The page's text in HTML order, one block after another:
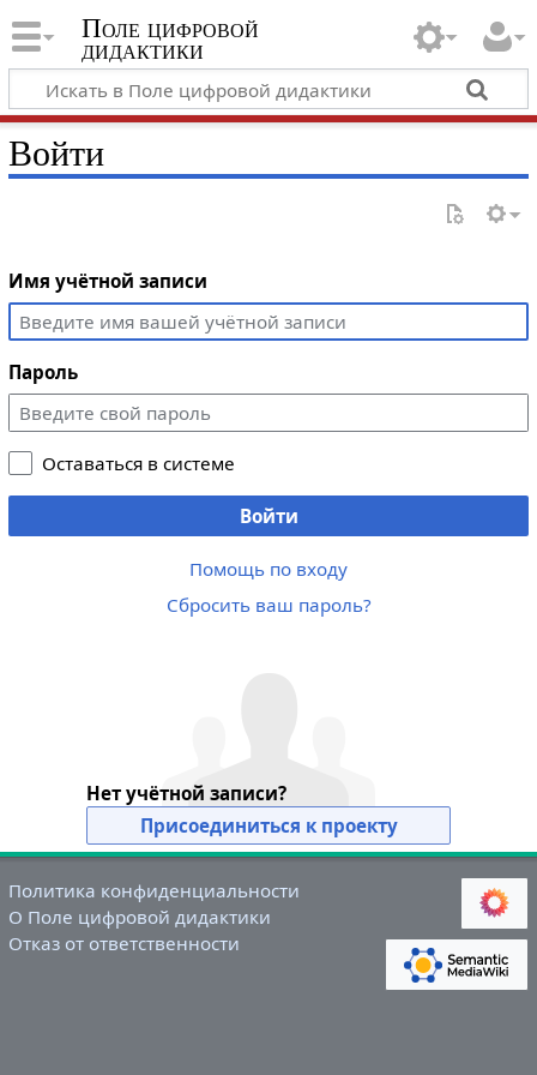
Поле цифровой
дидактики
Войти
Имя учётной записи
Пароль
Оставаться в системе
Войти
Помощь по входу
Сбросить ваш пароль?
Нет учётной записи?
Присоединиться к проекту
Политика конфиденциальности
О Поле цифровой дидактики
Отказ от ответственности